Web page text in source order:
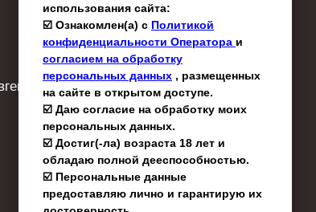
использования сайта:
☑️ Ознакомлен(а) с Политикой
конфиденциальности Оператора и
согласием на обработку
персональных данных , размещенных
на сайте в открытом доступе.
☑️ Даю согласие на обработку моих
персональных данных.
☑️ Достиг(-ла) возраста 18 лет и
обладаю полной дееспособностью.
☑️ Персональные данные
предоставляю лично и гарантирую их